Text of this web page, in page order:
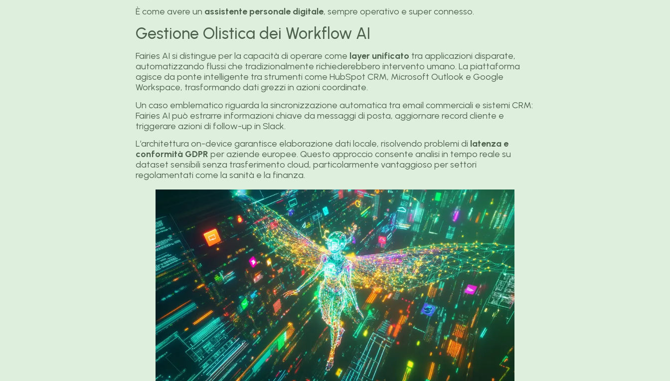
È come avere un assistente personale digitale, sempre operativo e super connesso.
Gestione Olistica dei Workflow AI
Fairies AI si distingue per la capacità di operare come layer unificato tra applicazioni disparate,
automatizzando flussi che tradizionalmente richiederebbero intervento umano. La piattaforma
agisce da ponte intelligente tra strumenti come HubSpot CRM, Microsoft Outlook e Google
Workspace, trasformando dati grezzi in azioni coordinate.
Un caso emblematico riguarda la sincronizzazione automatica tra email commerciali e sistemi CRM:
Fairies AI può estrarre informazioni chiave da messaggi di posta, aggiornare record cliente e
triggerare azioni di follow-up in Slack.
L’architettura on-device garantisce elaborazione dati locale, risolvendo problemi di latenza e
conformità GDPR per aziende europee. Questo approccio consente analisi in tempo reale su
dataset sensibili senza trasferimento cloud, particolarmente vantaggioso per settori
regolamentati come la sanità e la finanza.